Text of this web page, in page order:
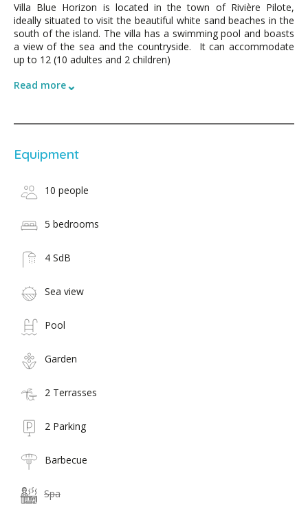
Villa Blue Horizon is located in the town of Rivière Pilote,
ideally situated to visit the beautiful white sand beaches in the
south of the island. The villa has a swimming pool and boasts
a view of the sea and the countryside. It can accommodate
up to 12 (10 adultes and 2 children)
Read more⌄
Equipment
10 people
5 bedrooms
4 SdB
Sea view
Pool
Garden
2 Terrasses
2 Parking
Barbecue
Spa